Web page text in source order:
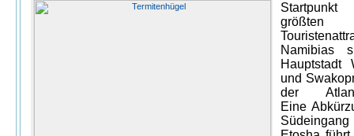
größten
Namibias
Hauptstadt
und
der
Eine